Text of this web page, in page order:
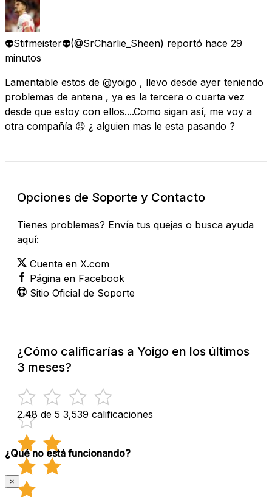
👽​Stifmeister👽​(@SrCharlie_Sheen) reportó hace 29
minutos
Lamentable estos de @yoigo , llevo desde ayer teniendo
problemas de antena , ya es la tercera o cuarta vez
desde que estoy con ellos....Como sigan así, me voy a
otra compañía 😠 ¿ alguien mas le esta pasando ?
Opciones de Soporte y Contacto
Tienes problemas? Envía tus quejas o busca ayuda
aquí:
Cuenta en X.com
Página en Facebook
Sitio Oficial de Soporte
¿Cómo calificarías a Yoigo en los últimos
3 meses?
2.48 de 5 3,539 calificaciones
¿Qué no está funcionando?
×